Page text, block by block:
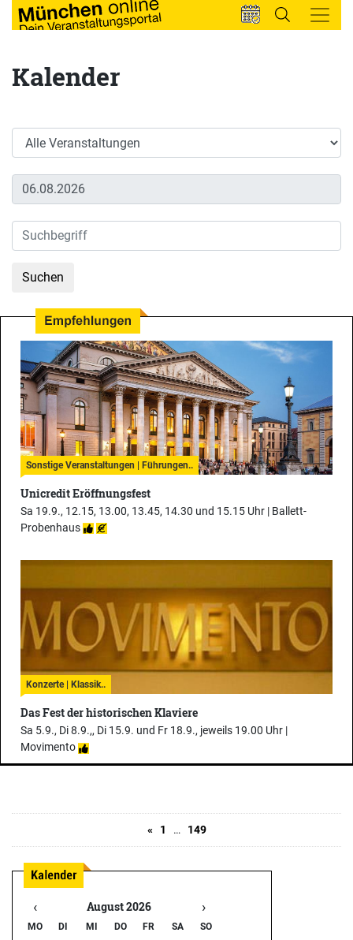
Kalender
Sonstige Veranstaltungen | Führungen..
Unicredit Eröffnungsfest
Sa 19.9., 12.15, 13.00, 13.45, 14.30 und 15.15 Uhr | Ballett-
Probenhaus
Konzerte | Klassik..
Das Fest der historischen Klaviere
Sa 5.9., Di 8.9.,, Di 15.9. und Fr 18.9., jeweils 19.00 Uhr |
Movimento
« 1 … 149
‹ August 2026 ›
MO DI MI DO FR SA
SO